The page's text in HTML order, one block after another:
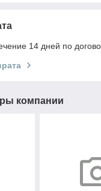
14 дней по
компании